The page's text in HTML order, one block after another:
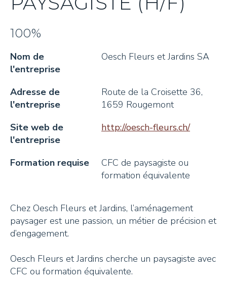
Rapports d'activités
Nos membres
Nos engagements RSE
Réseau économique
Contexte économique
Recherche de locaux et terrains
Bourse d'emploi
La marque PEPA
Produits laitiers
Légumes et condiments
Tisanes et Sirops
Miel et autres douceurs
Soutien aux apprentis
Bourse des places d'apprentissage
Soutien aux projets Toggle submenu
Développer son projet
Soutien financier
Contexte régional
Missions touristiques
Missions touristiques
Actualités
Événements
Recherche
100%
Nom de
l'entreprise
Oesch Fleurs et Jardins SA
Adresse de
l'entreprise
Route de la Croisette 36,
1659 Rougemont
Site web de
l'entreprise
http://oesch-fleurs.ch/
Formation requise
CFC de paysagiste ou
formation équivalente
Chez Oesch Fleurs et Jardins, l’aménagement
paysager est une passion, un métier de précision et
d’engagement.
Oesch Fleurs et Jardins cherche un paysagiste avec
CFC ou formation équivalente.